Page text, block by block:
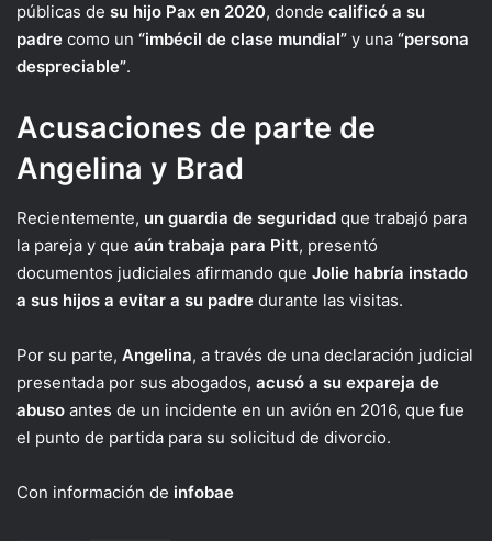
públicas de su hijo Pax en 2020, donde calificó a su
padre como un “imbécil de clase mundial” y una “persona
despreciable”.
Acusaciones de parte de
Angelina y Brad
Recientemente, un guardia de seguridad que trabajó para
la pareja y que aún trabaja para Pitt, presentó
documentos judiciales afirmando que Jolie habría instado
a sus hijos a evitar a su padre durante las visitas.
Por su parte, Angelina, a través de una declaración judicial
presentada por sus abogados, acusó a su expareja de
abuso antes de un incidente en un avión en 2016, que fue
el punto de partida para su solicitud de divorcio.
Con información de infobae